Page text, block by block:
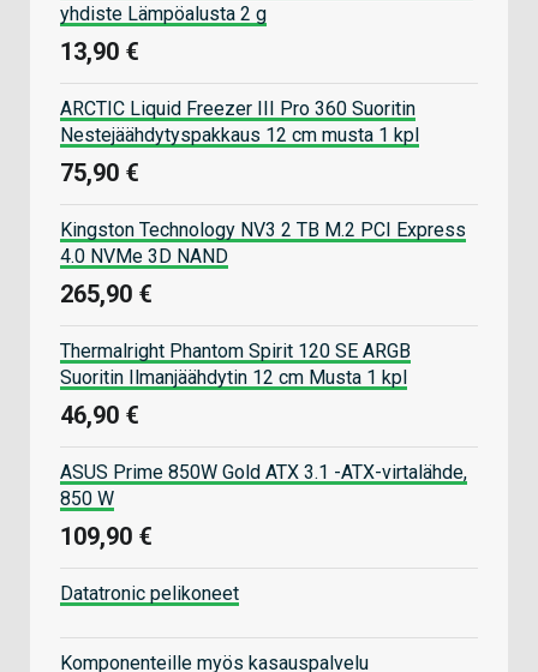
yhdiste Lämpöalusta 2 g
13,90 €
ARCTIC Liquid Freezer III Pro 360 Suoritin
Nestejäähdytyspakkaus 12 cm musta 1 kpl
75,90 €
Kingston Technology NV3 2 TB M.2 PCI Express
4.0 NVMe 3D NAND
265,90 €
Thermalright Phantom Spirit 120 SE ARGB
Suoritin Ilmanjäähdytin 12 cm Musta 1 kpl
46,90 €
ASUS Prime 850W Gold ATX 3.1 -ATX-virtalähde,
850 W
109,90 €
Datatronic pelikoneet
Komponenteille myös kasauspalvelu